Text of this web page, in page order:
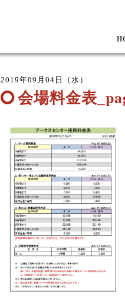
2019年09月04日（水）
会場料金表